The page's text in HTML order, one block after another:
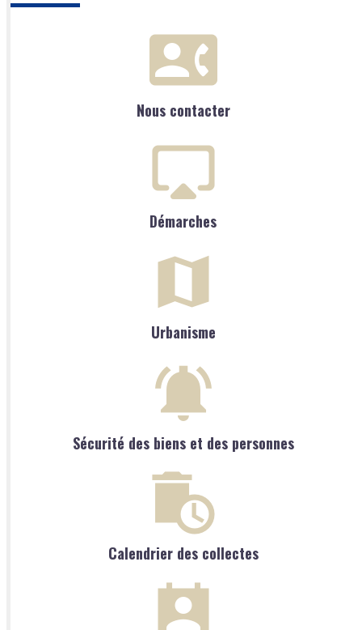
Nous contacter
Démarches
Urbanisme
Sécurité des biens et des personnes
Calendrier des collectes